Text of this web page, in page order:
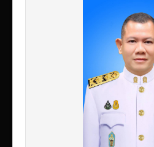
ร้องเรียน/ร้องทุกข์/สอบถามรายละเ
ข้อมูลเปิดเผยต่อสาธารณะ ita 2569